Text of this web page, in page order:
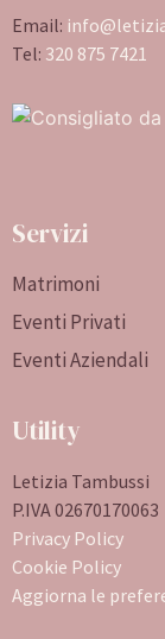
Email:
Tel: 320 875 7421
Servizi
Matrimoni
Eventi Privati
Eventi Aziendali
Utility
Letizia Tambussi
P.IVA 02670170063
Privacy Policy
Cookie Policy
Aggiorna le